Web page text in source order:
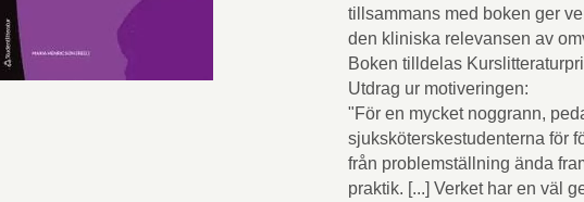
tillsammans med boken ger
den kliniska relevansen av
Boken tilldelas
Utdrag ur motiveringen:
"För en mycket noggrann,
sjuksköterskestudenterna för
från problemställning ända
praktik. [...] Verket har en väl